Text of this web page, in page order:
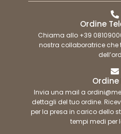
Ordine
Chiama allo +39
nostra collaboratrice che
Ordine
Invia una mail a
dettagli del tuo ordine.
per la presa in carico dello
tempi medi per